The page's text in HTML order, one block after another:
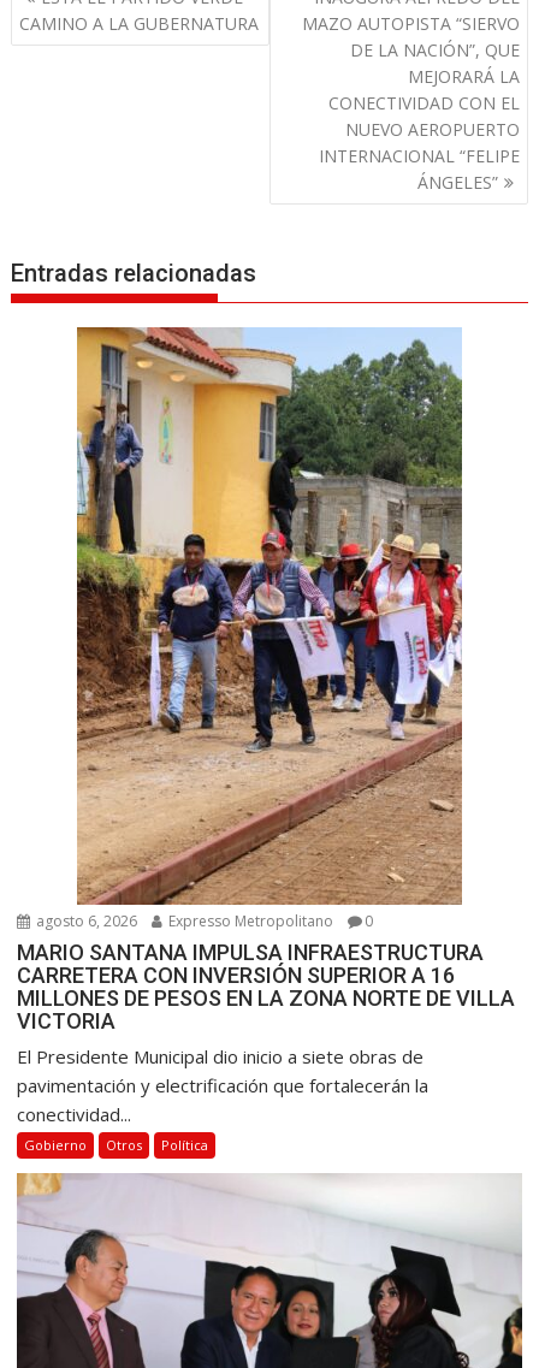
a
v
n
d
CAMINO A LA GUBERNATURA
MAZO AUTOPISTA “SIERVO
DE LA NACIÓN”, QUE
MEJORARÁ LA
CONECTIVIDAD CON EL
NUEVO AEROPUERTO
INTERNACIONAL “FELIPE
ÁNGELES”
Entradas relacionadas
agosto 6, 2026 Expresso Metropolitano 0
MARIO SANTANA IMPULSA INFRAESTRUCTURA
CARRETERA CON INVERSIÓN SUPERIOR A 16
MILLONES DE PESOS EN LA ZONA NORTE DE VILLA
VICTORIA
El Presidente Municipal dio inicio a siete obras de
pavimentación y electrificación que fortalecerán la
conectividad...
Gobierno Otros Política